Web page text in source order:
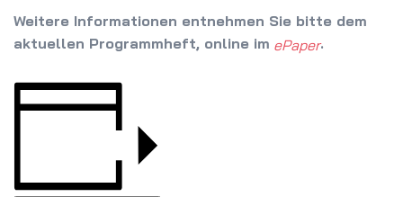
Weitere Informationen entnehmen Sie bitte dem
aktuellen Programmheft, online im ePaper.